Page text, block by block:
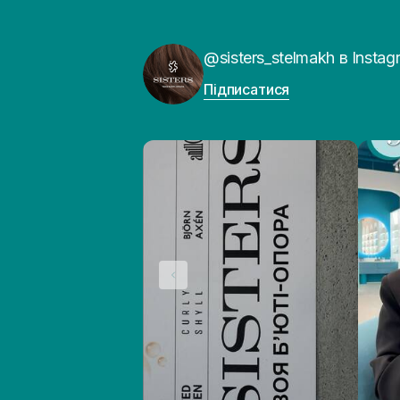
@sisters_stelmakh в
Підписатися